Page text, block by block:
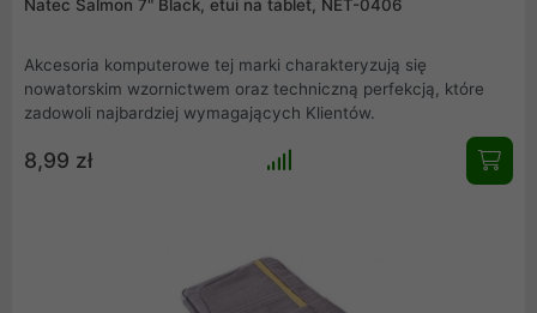
Natec Salmon 7" Black, etui na tablet, NET-0406
Akcesoria komputerowe tej marki charakteryzują się
nowatorskim wzornictwem oraz techniczną perfekcją, które
zadowoli najbardziej wymagających Klientów.
8,99 zł